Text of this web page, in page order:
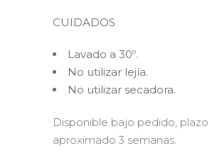
CUIDADOS
Lavado a 30º.
No utilizar lejía.
No utilizar secadora.
Disponible bajo pedido, plazo
aproximado 3 semanas.